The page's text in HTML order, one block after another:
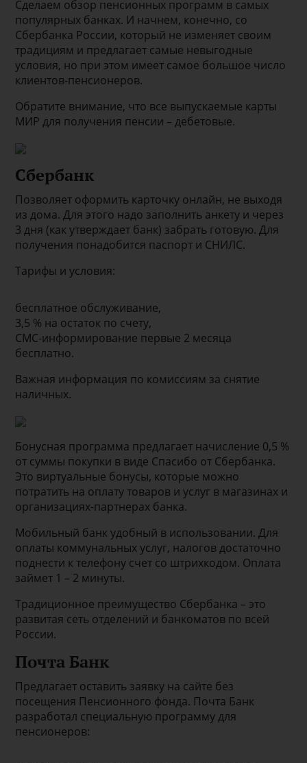
Сделаем обзор пенсионных программ в самых
популярных банках. И начнем, конечно, со
Сбербанка России, который не изменяет своим
традициям и предлагает самые невыгодные
условия, но при этом имеет самое большое число
клиентов-пенсионеров.
Обратите внимание, что все выпускаемые карты
МИР для получения пенсии – дебетовые.
Сбербанк
Позволяет оформить карточку онлайн, не выходя
из дома. Для этого надо заполнить анкету и через
3 дня (как утверждает банк) забрать готовую. Для
получения понадобится паспорт и СНИЛС.
Тарифы и условия:
бесплатное обслуживание,
3,5 % на остаток по счету,
СМС-информирование первые 2 месяца
бесплатно.
Важная информация по комиссиям за снятие
наличных.
Бонусная программа предлагает начисление 0,5 %
от суммы покупки в виде Спасибо от Сбербанка.
Это виртуальные бонусы, которые можно
потратить на оплату товаров и услуг в магазинах и
организациях-партнерах банка.
Мобильный банк удобный в использовании. Для
оплаты коммунальных услуг, налогов достаточно
поднести к телефону счет со штрихкодом. Оплата
займет 1 – 2 минуты.
Традиционное преимущество Сбербанка – это
развитая сеть отделений и банкоматов по всей
России.
Почта Банк
Предлагает оставить заявку на сайте без
посещения Пенсионного фонда. Почта Банк
разработал специальную программу для
пенсионеров: